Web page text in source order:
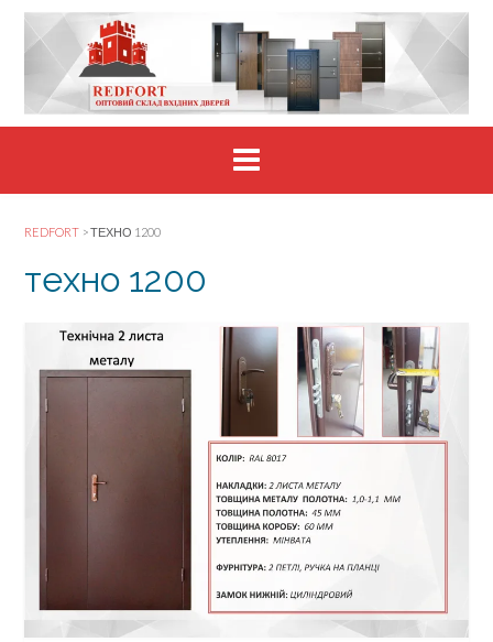
Skip
content
REDFORT >ТЕХНО 1200
техно 1200